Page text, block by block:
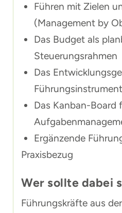
Führen mit Zielen
(Management by
Das Budget als
Steuerungsrahmen
Das
Führungsinstrument
Das Kanban-Board
Ergänzende
Praxisbezug
Wer sollte dabei
Führungskräfte aus